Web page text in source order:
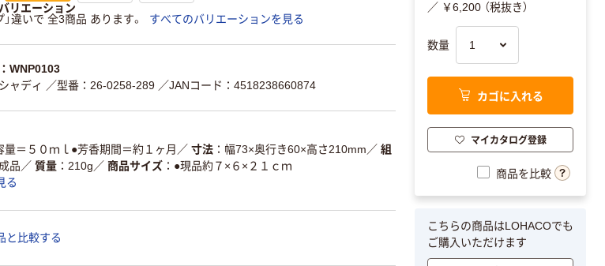
リエーション
」違いで 全3商品 あります。
すべてのバリエーションを見る
WNP0103
ャディ
／型番：26-0258-289 ／JANコード：4518238660874
量＝５０ｍｌ●芳香期間＝約１ヶ月 ／ 寸法 幅73×奥行き60×高さ210mm ／ 組
品 ／ 質量 210g ／ 商品サイズ
●現品約７×６×２１ｃｍ
る
と比較する
／ ￥6,200 （税抜き）
数量
カゴに入れる
マイカタログ登録
商品を比較
こちらの商品はLOHACOでも
ご購入いただけます